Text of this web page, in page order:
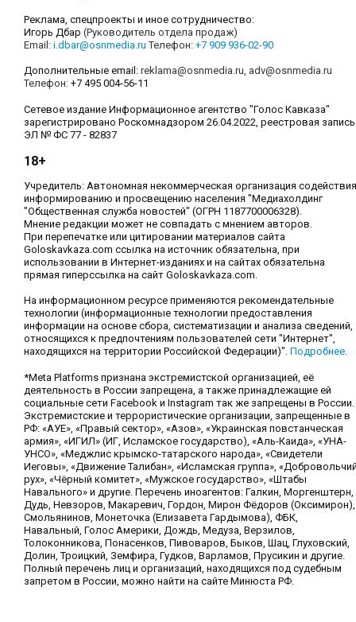
Реклама, спецпроекты и иное сотрудничество:
Игорь Дбар (Руководитель отдела продаж)
Email: i.dbar@osnmedia.ru Телефон: +7 909 936-02-90
Дополнительные email: reklama@osnmedia.ru, adv@osnmedia.ru
Телефон: +7 495 004-56-11
Сетевое издание Информационное агентство "Голос Кавказа"
зарегистрировано Роскомнадзором 26.04.2022, реестровая запись
ЭЛ № ФС 77 - 82837
18+
Учредитель: Автономная некоммерческая организация содействия
информированию и просвещению населения "Медиахолдинг
"Общественная служба новостей" (ОГРН 1187700006328).
Мнение редакции может не совпадать с мнением авторов.
При перепечатке или цитировании материалов сайта
Goloskavkaza.com ссылка на источник обязательна, при
использовании в Интернет-изданиях и на сайтах обязательна
прямая гиперссылка на сайт Goloskavkaza.com.
На информационном ресурсе применяются рекомендательные
технологии (информационные технологии предоставления
информации на основе сбора, систематизации и анализа сведений,
относящихся к предпочтениям пользователей сети "Интернет",
находящихся на территории Российской Федерации)". Подробнее.
*Meta Platforms признана экстремистской организацией, её
деятельность в России запрещена, а также принадлежащие ей
социальные сети Facebook и Instagram так же запрещены в России.
Экстремистские и террористические организации, запрещенные в
РФ: «АУЕ», «Правый сектор», «Азов», «Украинская повстанческая
армия», «ИГИЛ» (ИГ, Исламское государство), «Аль-Каида», «УНА-
УНСО», «Меджлис крымско-татарского народа», «Свидетели
Иеговы», «Движение Талибан», «Исламская группа»,
рух», «Чёрный комитет», «Мужское государство», «Штабы
Навального» и другие. Перечень иноагентов: Галкин, Моргенштерн,
Дудь, Невзоров, Макаревич, Гордон, Мирон Фёдоров (Оксимирон),
Смольянинов, Монеточка (Елизавета Гардымова), ФБК,
Навальный, Голос Америки, Дождь, Медуза, Верзилов,
Толоконникова, Понасенков, Пивоваров, Быков, Шац, Глуховский,
Долин, Троицкий, Земфира, Гудков, Варламов, Прусикин и другие.
Полный перечень лиц и организаций, находящихся под судебным
запретом в России, можно найти на сайте Минюста РФ.